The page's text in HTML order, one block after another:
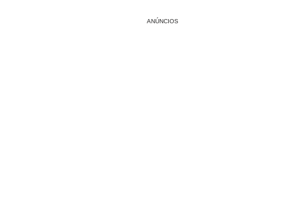
ANÚNCIOS